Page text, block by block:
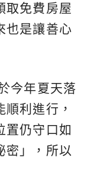
取免費房屋
也是讓善心
今年夏天落
利進行，
置仍守口如
密」，所以